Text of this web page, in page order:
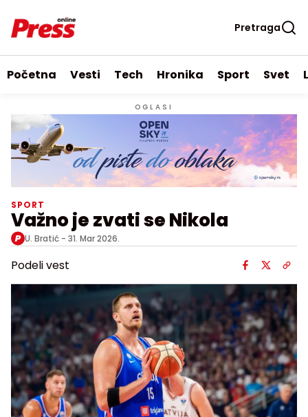
Pretraga
Početna Vesti Tech Hronika Sport Svet
OGLASI
SPORT
Važno je zvati se Nikola
U. Bratić - 31. Mar 2026.
Podeli vest